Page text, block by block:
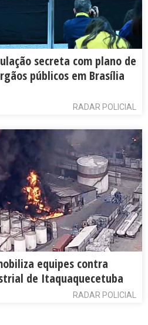
secreta com plano de
públicos em Brasília
RADAR POLICIAL
equipes contra
de Itaquaquecetuba
RADAR POLICIAL